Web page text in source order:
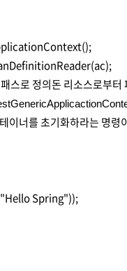
로 정의돈 리소스로부터
이너를 초기화하라는 명령
Spring"));